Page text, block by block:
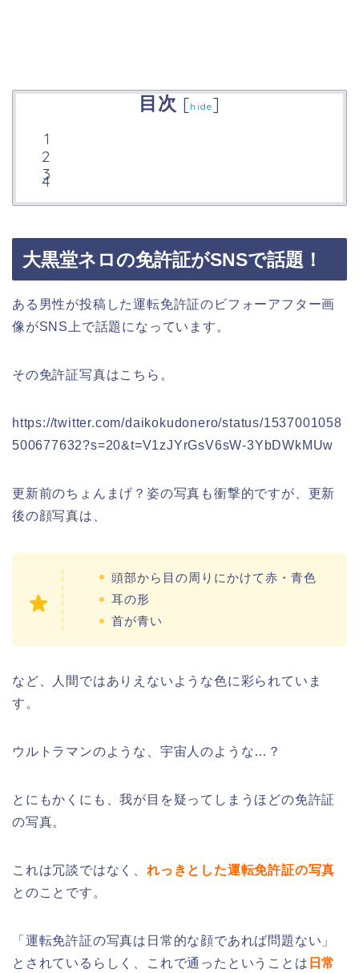
目次 [hide]
大黒堂ネロの免許証がSNSで話題！
ある男性が投稿した運転免許証のビフォーアフター画
像がSNS上で話題になっています。
その免許証写真はこちら。
https://twitter.com/daikokudonero/status/1537001058
500677632?s=20&t=V1zJYrGsV6sW-3YbDWkMUw
更新前のちょんまげ？姿の写真も衝撃的ですが、更新
後の顔写真は、
頭部から目の周りにかけて赤・青色
耳の形
首が青い
など、人間ではありえないような色に彩られていま
す。
ウルトラマンのような、宇宙人のような…？
とにもかくにも、我が目を疑ってしまうほどの免許証
の写真。
これは冗談ではなく、 れっきとした運転免許証の写真
とのことです。
「運転免許証の写真は日常的な顔であれば問題ない」
とされているらしく、これで通ったということは 日常